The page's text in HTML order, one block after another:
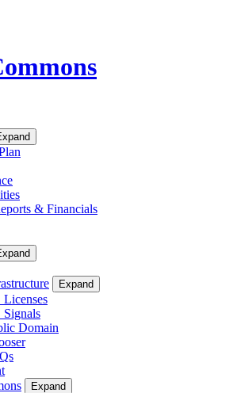
& Financials
Expand
Licenses
Signals
Domain
Expand